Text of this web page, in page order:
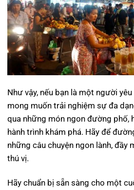
Như vậy, nếu bạn là một người
mong muốn trải nghiệm sự đa
qua những món ngon đường phố,
hành trình khám phá. Hãy để
những câu chuyện ngon lành, đầy
thú vị.
Hãy chuẩn bị sẵn sàng cho một